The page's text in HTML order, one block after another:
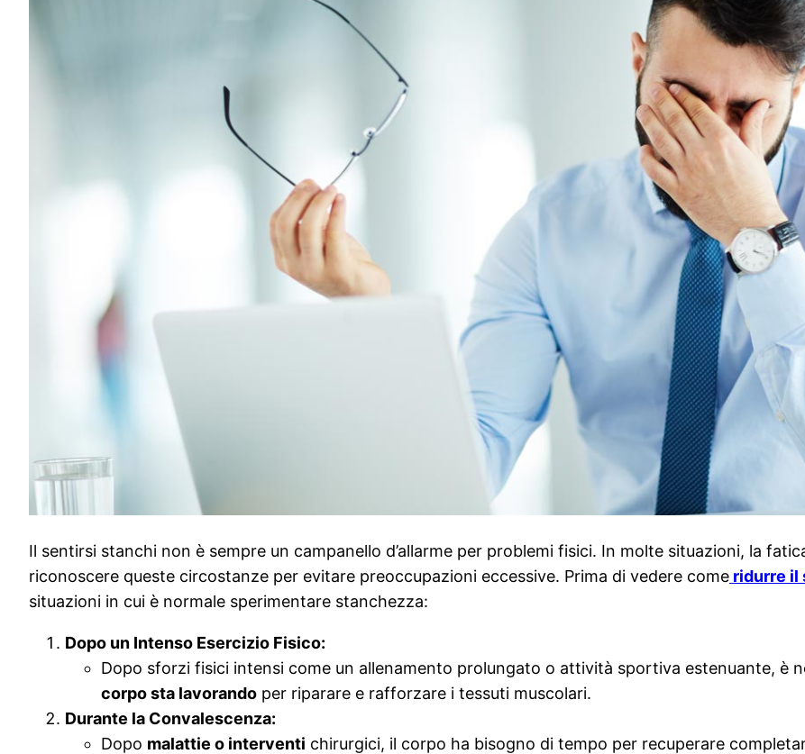
Il sentirsi stanchi non è sempre un campanello d’allarme per problemi fisici. In molte situazioni, la
riconoscere queste circostanze per evitare preoccupazioni eccessive. Prima di vedere come ridurre il
situazioni in cui è normale sperimentare stanchezza:
Dopo un Intenso Esercizio Fisico:
Dopo sforzi fisici intensi come un allenamento prolungato o attività sportiva estenuante, è
corpo sta lavorando per riparare e rafforzare i tessuti muscolari.
Durante la Convalescenza:
Dopo malattie o interventi chirurgici, il corpo ha bisogno di tempo per recuperare